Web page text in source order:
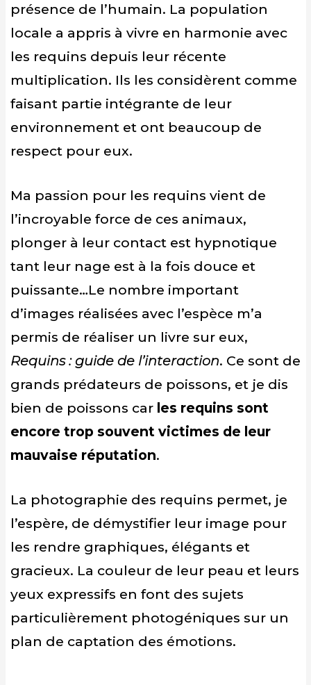
présence de l’humain. La population
locale a appris à vivre en harmonie avec
les requins depuis leur récente
multiplication. Ils les considèrent comme
faisant partie intégrante de leur
environnement et ont beaucoup de
respect pour eux.
Ma passion pour les requins vient de
l’incroyable force de ces animaux,
plonger à leur contact est hypnotique
tant leur nage est à la fois douce et
puissante…Le nombre important
d’images réalisées avec l’espèce m’a
permis de réaliser un livre sur eux,
Requins : guide de l’interaction. Ce sont de
grands prédateurs de poissons, et je dis
bien de poissons car les requins sont
encore trop souvent victimes de leur
mauvaise réputation.
La photographie des requins permet, je
l’espère, de démystifier leur image pour
les rendre graphiques, élégants et
gracieux. La couleur de leur peau et leurs
yeux expressifs en font des sujets
particulièrement photogéniques sur un
plan de captation des émotions.